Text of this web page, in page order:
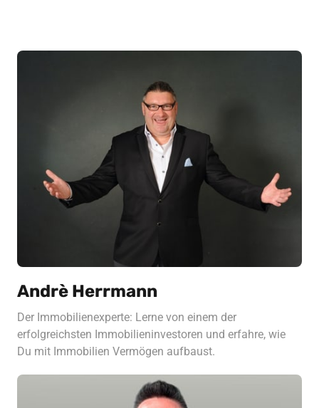
Andrè Herrmann
Der Immobilienexperte: Lerne von einem der
erfolgreichsten Immobilieninvestoren und erfahre, wie
Du mit Immobilien Vermögen aufbaust.